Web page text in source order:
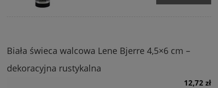
Biała świeca walcowa Lene Bjerre 4,5×6 cm –
dekoracyjna rustykalna
12,72 zł